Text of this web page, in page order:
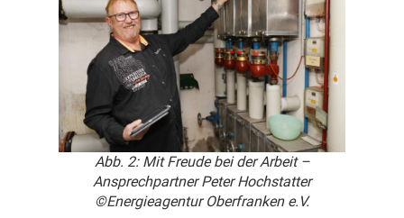
Abb. 2: Mit Freude bei der Arbeit –
Ansprechpartner Peter Hochstatter
©Energieagentur Oberfranken e.V.